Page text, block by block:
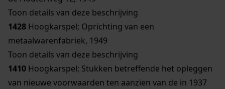
Toon details van deze beschrijving
1428 Hoogkarspel; Oprichting van een
metaalwarenfabriek, 1949
Toon details van deze beschrijving
1410 Hoogkarspel; Stukken betreffende het opleggen
van nieuwe voorwaarden ten aanzien van de in 1937